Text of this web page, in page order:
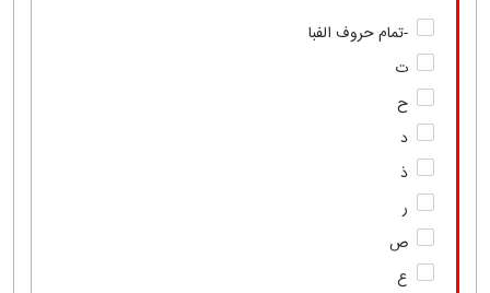
-تمام حروف الفبا
ت
ح
د
ذ
ر
ص
ع